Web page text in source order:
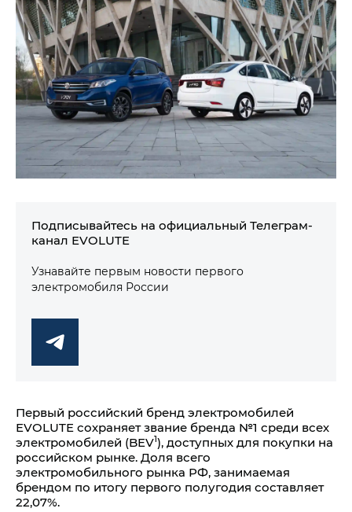
Подписывайтесь на официальный Телеграм-
канал EVOLUTE
Узнавайте первым новости первого
электромобиля России
Первый российский бренд электромобилей
EVOLUTE сохраняет звание бренда №1 среди всех
электромобилей (BEV1), доступных для покупки на
российском рынке. Доля всего
электромобильного рынка РФ, занимаемая
брендом по итогу первого полугодия составляет
22,07%.